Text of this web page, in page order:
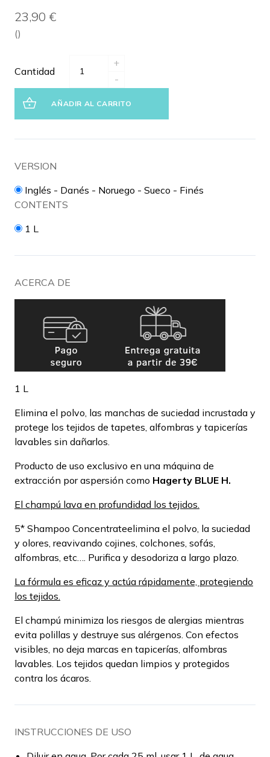
23,90 €
()
Cantidad
+
-
AÑADIR AL CARRITO
VERSION
Inglés - Danés - Noruego - Sueco - Finés
CONTENTS
1 L
ACERCA DE
1 L
Elimina el polvo, las manchas de suciedad incrustada y
protege los tejidos de tapetes, alfombras y tapicerías
lavables sin dañarlos.
Producto de uso exclusivo en una máquina de
extracción por aspersión como Hagerty BLUE H.
El champú lava en profundidad los tejidos.
5* Shampoo Concentrateelimina el polvo, la suciedad
y olores, reavivando cojines, colchones, sofás,
alfombras, etc…. Purifica y desodoriza a largo plazo.
La fórmula es eficaz y actúa rápidamente, protegiendo
los tejidos.
El champú minimiza los riesgos de alergias mientras
evita polillas y destruye sus alérgenos. Con efectos
visibles, no deja marcas en tapicerías, alfombras
lavables. Los tejidos quedan limpios y protegidos
contra los ácaros.
INSTRUCCIONES DE USO